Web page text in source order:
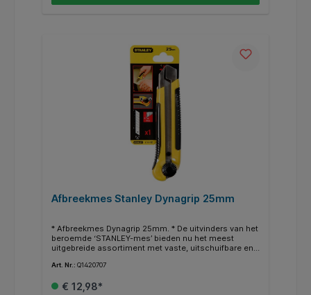
Afbreekmes Stanley Dynagrip 25mm
* Afbreekmes Dynagrip 25mm. * De uitvinders van het
beroemde ‘STANLEY-mes’ bieden nu het meest
uitgebreide assortiment met vaste, uitschuifbare en
eigenschappen die voldoen aan de behoeften van
schuifmes, gemakkelijk gebruik, lange levensduur. *
Art. Nr.: Q1420707
€ 12,98*